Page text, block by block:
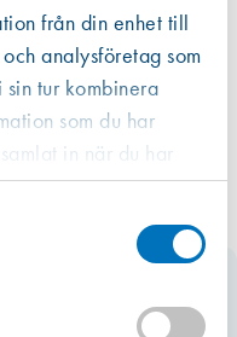
från din enhet till
analysföretag som
sin tur kombinera
som du har
in när du har
st
Hitta hit